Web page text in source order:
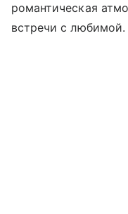
романтическая
встречи с любимой.